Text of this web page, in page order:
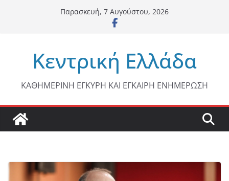
Παρασκευή, 7 Αυγούστου, 2026
Κεντρική Ελλάδα
ΚΑΘΗΜΕΡΙΝΗ ΕΓΚΥΡΗ ΚΑΙ ΕΓΚΑΙΡΗ ΕΝΗΜΕΡΩΣΗ